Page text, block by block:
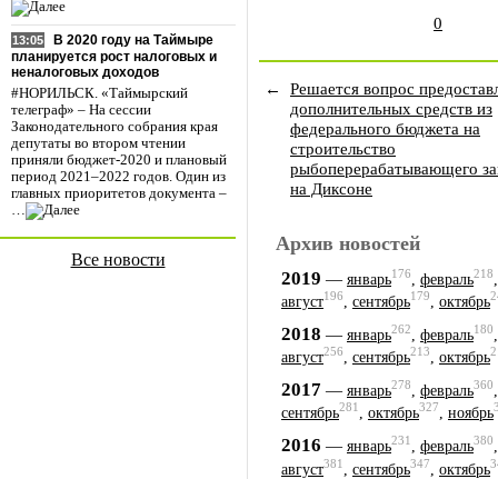
13:05
В 2020 году на Таймыре
планируется рост налоговых и
неналоговых доходов
#НОРИЛЬСК. «Таймырский
телеграф» – На сессии
Законодательного собрания края
депутаты во втором чтении
приняли бюджет-2020 и плановый
период 2021–2022 годов. Один из
главных приоритетов документа –
…
Все новости
0
←
Решается вопрос
дополнительных средств из
федерального бюджета на
строительство
рыбоперерабатывающего
на Диксоне
Архив новостей
2019 — январь176 февраль218
август196, сентябрь179, октябрь
2018 — январь262 февраль180
август256, сентябрь213, октябрь
2017 — январь278 февраль360
сентябрь281, октябрь327, ноябрь
2016 — январь231 февраль380
август381 сентябрь347 октябрь